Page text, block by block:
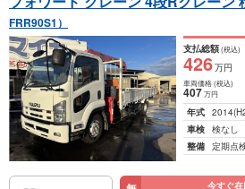
FRR90S1）
支払総額(税込)
426万円
車両価格(税込)
407万円
年式 2014
車検 検なし
整備 定期点
今すぐ